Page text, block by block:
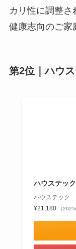
カリ性に調整さ
健康志向のご家
第2位｜ハウ
ハウステッ
ハウステック
¥21,180
（